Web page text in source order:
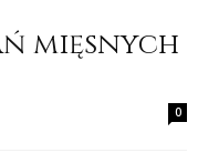
mięsnych
0